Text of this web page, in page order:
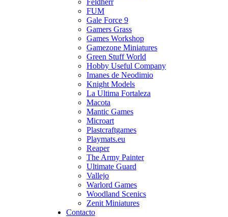
Feldherr
FUM
Gale Force 9
Gamers Grass
Games Workshop
Gamezone Miniatures
Green Stuff World
Hobby Useful Company
Imanes de Neodimio
Knight Models
La Ultima Fortaleza
Macota
Mantic Games
Microart
Plastcraftgames
Playmats.eu
Reaper
The Army Painter
Ultimate Guard
Vallejo
Warlord Games
Woodland Scenics
Zenit Miniatures
Contacto